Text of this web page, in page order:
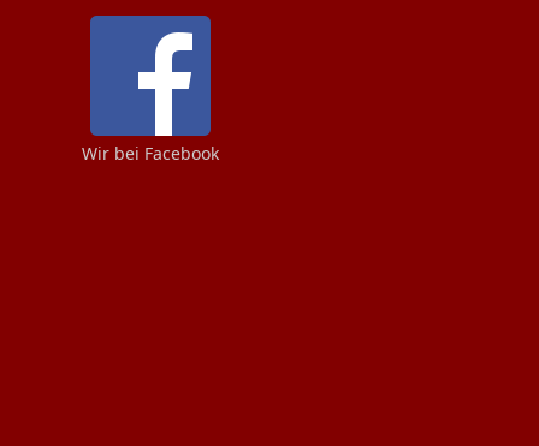
Wir bei Facebook